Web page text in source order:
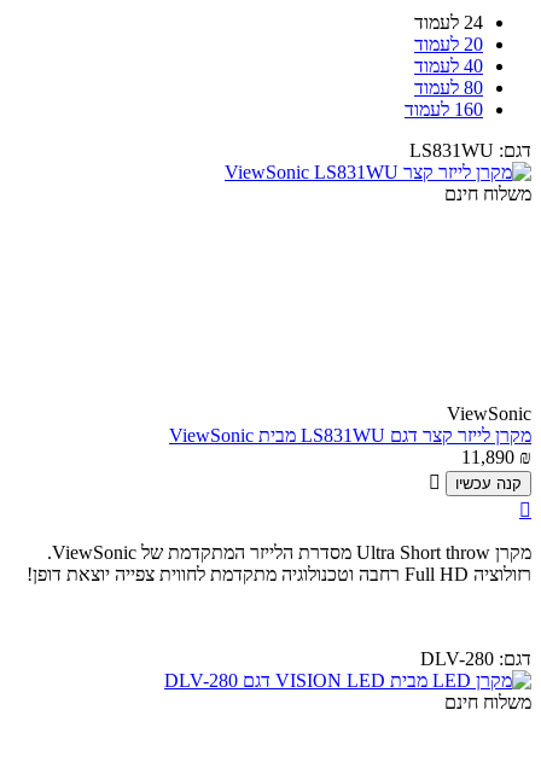
24 לעמוד
20 לעמוד
40 לעמוד
80 לעמוד
160 לעמוד
דגם: LS831WU
משלוח חינם
ViewSonic
מקרן לייזר קצר דגם LS831WU מבית ViewSonic
11,890 ₪
קנה עכשיו


מקרן Ultra Short throw מסדרת הלייזר המתקדמת של ViewSonic.
רזולוציה Full HD רחבה וטכנולוגיה מתקדמת לחווית צפייה יוצאת דופן!
דגם: DLV-280
משלוח חינם